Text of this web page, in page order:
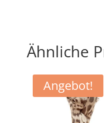
Ähnliche
Angebot!